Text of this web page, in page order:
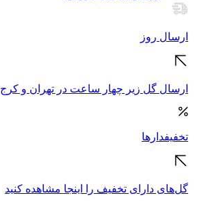
ارسال روز
ارسال گل زیر چهار ساعت در تهران و کرج
تخفیفدارها
گل‌های دارای تخفیف را اینجا مشاهده کنید